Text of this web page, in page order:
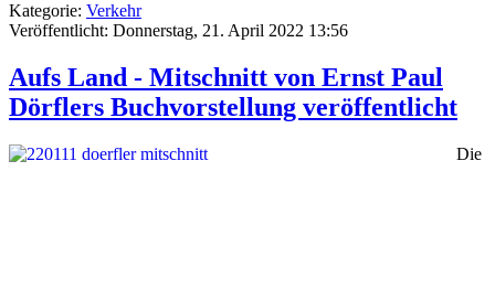
Kategorie: Verkehr
Veröffentlicht: Donnerstag, 21. April 2022 13:56
Aufs Land - Mitschnitt von Ernst Paul
Dörflers Buchvorstellung veröffentlicht
Die